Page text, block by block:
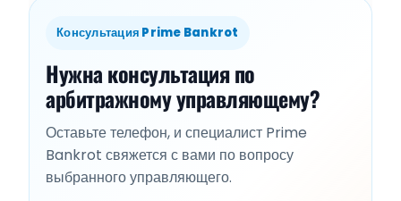
Консультация Prime Bankrot
Нужна консультация по
арбитражному управляющему?
Оставьте телефон, и специалист Prime
Bankrot свяжется с вами по вопросу
выбранного управляющего.